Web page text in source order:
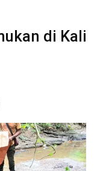
di Kali